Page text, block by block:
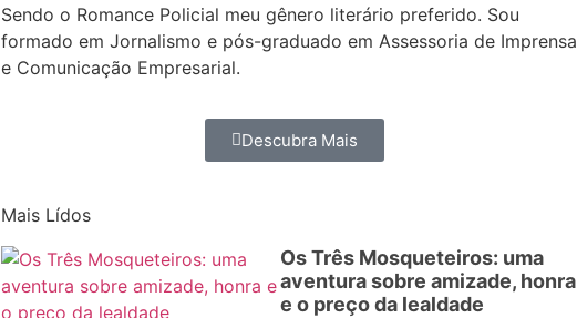
Sendo o Romance Policial meu gênero literário preferido. Sou
formado em Jornalismo e pós-graduado em Assessoria de Imprensa
e Comunicação Empresarial.
Descubra Mais
Mais Lídos
Os Três Mosqueteiros: uma
aventura sobre amizade, honra
e o preço da lealdade